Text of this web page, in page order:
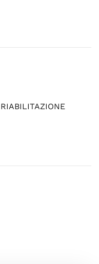
RIABILITAZIONE